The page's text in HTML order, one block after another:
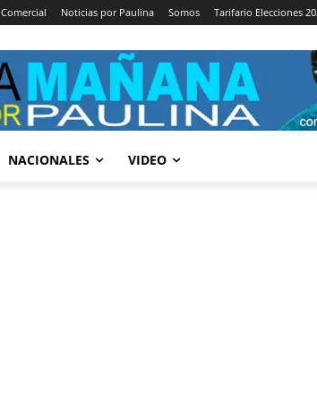
Comercial Noticias por Paulina Somos Tarifario Elecciones
NACIONALES VIDEO